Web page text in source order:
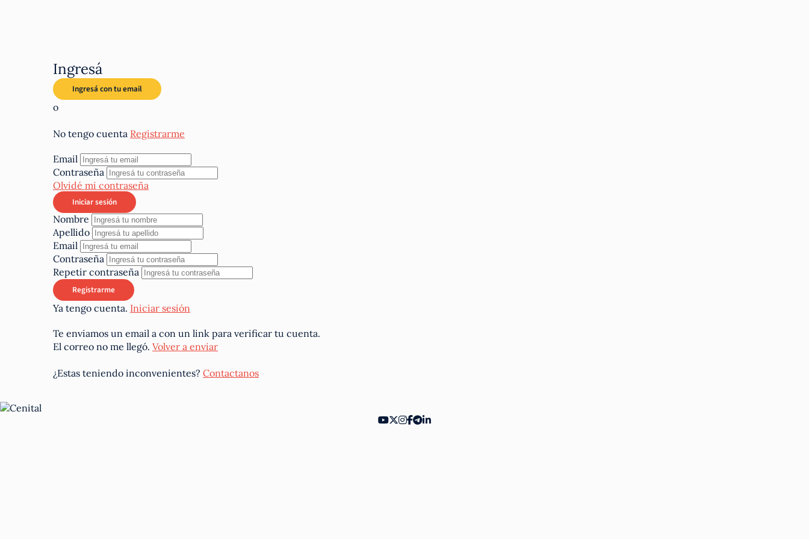
Ingresá
o
No tengo cuenta Registrarme
Email
Contraseña
Olvidé mi contraseña
Nombre
Apellido
Email
Contraseña
Repetir contraseña
Ya tengo cuenta. Iniciar sesión
Te enviamos un email a con un link para verificar tu cuenta.
El correo no me llegó. Volver a enviar
¿Estas teniendo inconvenientes? Contactanos